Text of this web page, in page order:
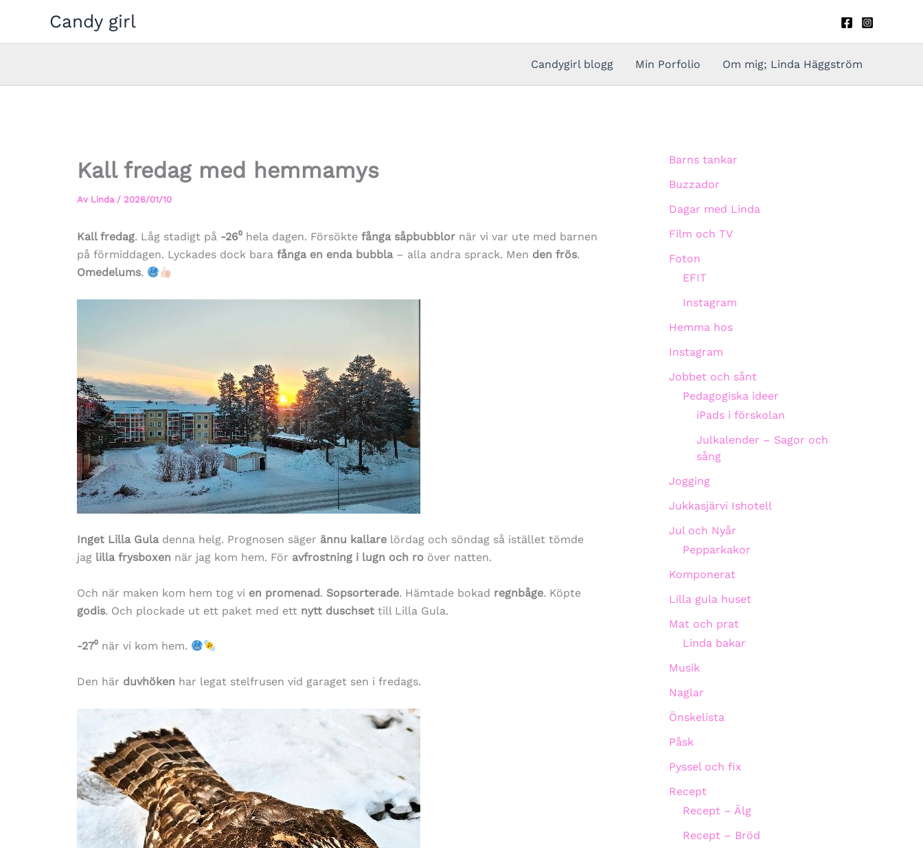
innehåll
Candy girl
Candygirl blogg Min Porfolio Om mig; Linda Häggström
Kall fredag med hemmamys
Av Linda / 2026/01/10
Kall fredag. Låg stadigt på -26⁰ hela dagen. Försökte fånga såpbubblor när vi var ute med barnen
på förmiddagen. Lyckades dock bara fånga en enda bubbla– alla andra sprack. Men den frös.
Omedelums.
Inget Lilla Guladenna helg. Prognosen säger ännu kallare lördag och söndag så istället tömde
jag lilla frysboxen när jag kom hem. För avfrostning i lugn och ro över natten.
Och när maken kom hem tog vi en promenad. Sopsorterade. Hämtade bokad regnbåge. Köpte
godis. Och plockade ut ett paket med ett nytt duschset till Lilla Gula.
-27⁰ när vi kom hem.
Den här duvhöken har legat stelfrusen vid garaget sen i fredags.
Barns tankar
Buzzador
Dagar med Linda
Film och TV
Foton
EFIT
Instagram
Hemma hos
Instagram
Jobbet och sånt
Pedagogiska ideer
iPads i förskolan
Julkalender – Sagor och
sång
Jogging
Jukkasjärvi Ishotell
Jul och Nyår
Pepparkakor
Komponerat
Lilla gula huset
Mat och prat
Linda bakar
Musik
Naglar
Önskelista
Påsk
Pyssel och fix
Recept
Recept – Älg
Recept – Bröd